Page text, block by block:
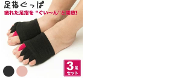
フィットネスジムなどに